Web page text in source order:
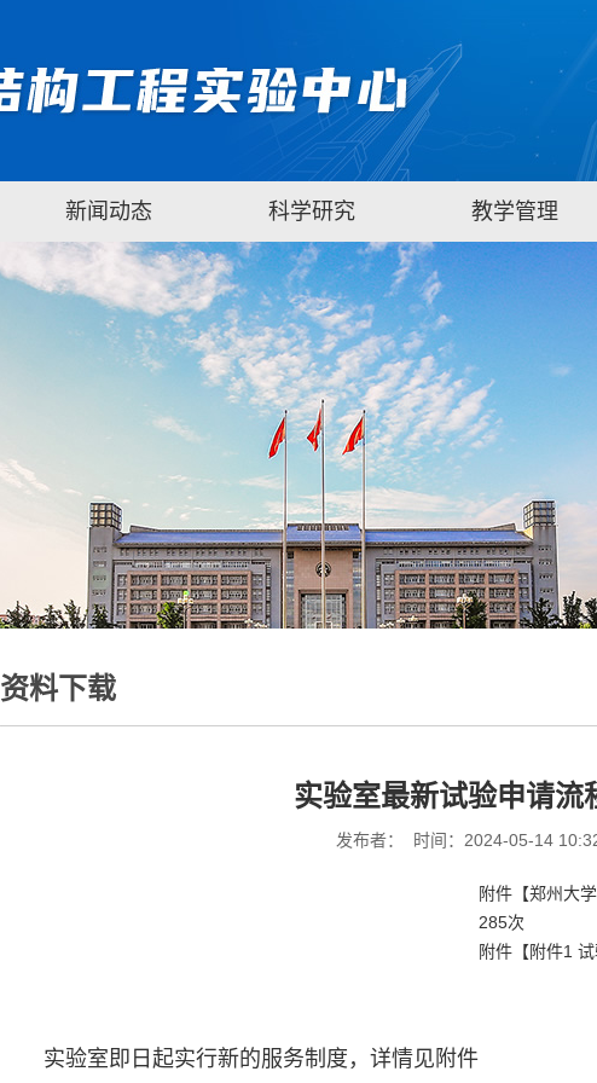
新闻动态 科学研究 教学管理
资料下载
实验室最新试验申请流
发布者： 时间：2024-05-14
实验室即日起实行新的服务制度，详情见附件
附件【郑州大
285次
附件【附件1